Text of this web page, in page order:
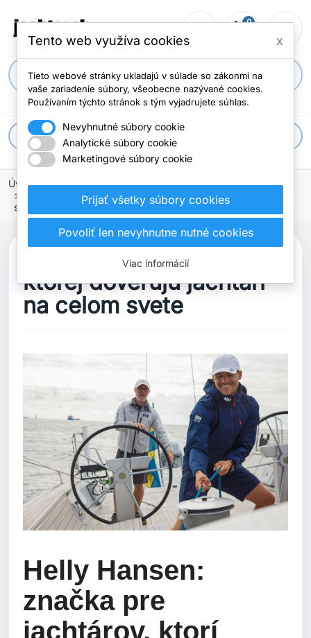
person_outline shopping_cart
0
Početmenu
apps Všetky kategórie
Úvodná stránka
Helly Hansen: značka, ktorej dôverujú jachtári na celom
svete
Helly Hansen: značka,
ktorej dôverujú jachtári
na celom svete
Helly Hansen:
značka pre
jachtárov, ktorí
Tento web využíva cookies x
Tieto webové stránky ukladajú v súlade so zákonmi na
vaše zariadenie súbory, všeobecne nazývané cookies.
Používaním týchto stránok s tým vyjadrujete súhlas.
Nevyhnutné súbory cookie
Analytické súbory cookie
Marketingové súbory cookie
Prijať všetky súbory cookies
Povoliť len nevyhnutne nutné cookies
Viac informácií